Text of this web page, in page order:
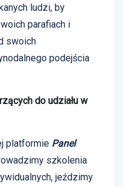
ludzi, by
parafiach i
swoich
podejścia
do udziału w
platformie Panel
szkolenia
jeździmy